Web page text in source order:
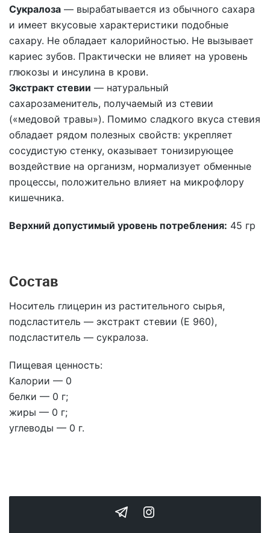
Сукралоза — вырабатывается из обычного сахара
и имеет вкусовые характеристики подобные
сахару. Не обладает калорийностью. Не вызывает
кариес зубов. Практически не влияет на уровень
глюкозы и инсулина в крови.
Экстракт стевии — натуральный
сахарозаменитель, получаемый из стевии
(«медовой травы»). Помимо сладкого вкуса стевия
обладает рядом полезных свойств: укрепляет
сосудистую стенку, оказывает тонизирующее
воздействие на организм, нормализует обменные
процессы, положительно влияет на микрофлору
кишечника.
Верхний допустимый уровень потребления: 45 гр
Состав
Носитель глицерин из растительного сырья,
подсластитель — экстракт стевии (Е 960),
подсластитель — сукралоза.
Пищевая ценность:
Калории — 0
белки — 0 г;
жиры — 0 г;
углеводы — 0 г.